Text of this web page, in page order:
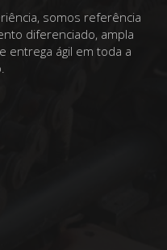
somos referência
diferenciado, ampla
entrega ágil em toda a